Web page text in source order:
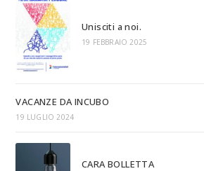
Unisciti a noi.
19 FEBBRAIO 2025
VACANZE DA INCUBO
19 LUGLIO 2024
CARA BOLLETTA